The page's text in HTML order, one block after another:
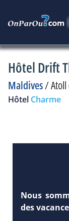
Hôtel Drift
Maldives/
Hôtel Charme
Nous
des